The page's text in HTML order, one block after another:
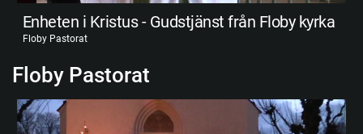
Enheten i Kristus - Gudstjänst från Floby kyrka
Floby Pastorat
Floby Pastorat